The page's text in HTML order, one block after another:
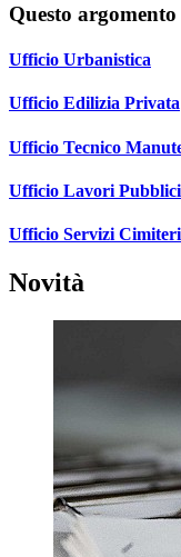
Questo
Ufficio Urbanistica
Ufficio Edilizia Privata
Ufficio Tecnico
Ufficio Lavori Pubblici
Ufficio Servizi
Novità